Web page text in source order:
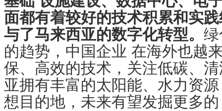
面都有着较好的技术积累和实
与了马来西亚的数字化转型。
的趋势，中国企业 在海外也越
保、高效的技术，关注低碳、
亚拥有丰富的太阳能、水力资
想目的地，未来有望发掘更多